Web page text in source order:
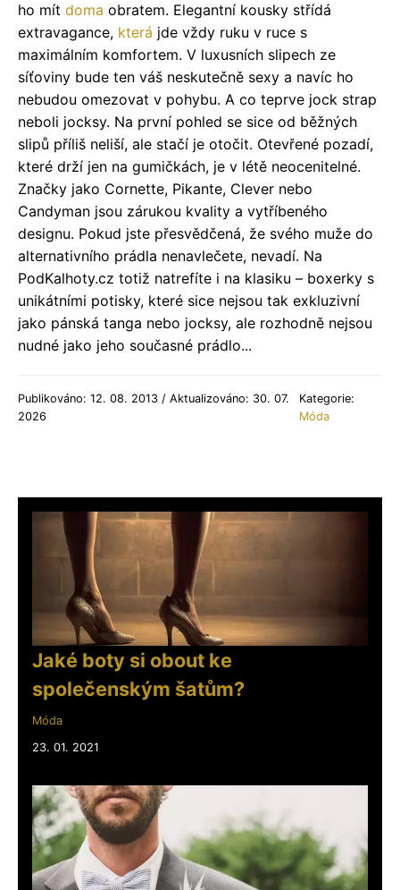
ho mít doma obratem. Elegantní kousky střídá
extravagance, která jde vždy ruku v ruce s
maximálním komfortem. V luxusních slipech ze
síťoviny bude ten váš neskutečně sexy a navíc ho
nebudou omezovat v pohybu. A co teprve jock strap
neboli jocksy. Na první pohled se sice od běžných
slipů příliš neliší, ale stačí je otočit. Otevřené pozadí,
které drží jen na gumičkách, je v létě neocenitelné.
Značky jako Cornette, Pikante, Clever nebo
Candyman jsou zárukou kvality a vytříbeného
designu. Pokud jste přesvědčená, že svého muže do
alternativního prádla nenavlečete, nevadí. Na
PodKalhoty.cz totiž natrefíte i na klasiku – boxerky s
unikátními potisky, které sice nejsou tak exkluzivní
jako pánská tanga nebo jocksy, ale rozhodně nejsou
nudné jako jeho současné prádlo...
Publikováno: 12. 08. 2013 / Aktualizováno: 30. 07.
2026
Kategorie:
Móda
Jaké boty si obout ke
společenským šatům?
Móda
23. 01. 2021